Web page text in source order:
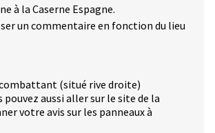
à la Caserne Espagne.
un commentaire en fonction du lieu
combattant (situé rive droite)
pouvez aussi aller sur le site de la
votre avis sur les panneaux à